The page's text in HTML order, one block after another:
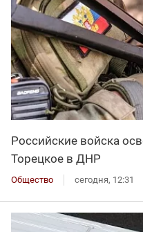
Российские войска
Торецкое в ДНР
Общество сегодня, 12:31